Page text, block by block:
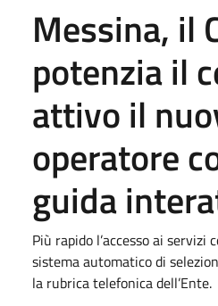
Messina, il
potenzia il
attivo il
operatore
guida
Più rapido l’accesso ai servizi
sistema automatico di
la rubrica telefonica dell’Ente.